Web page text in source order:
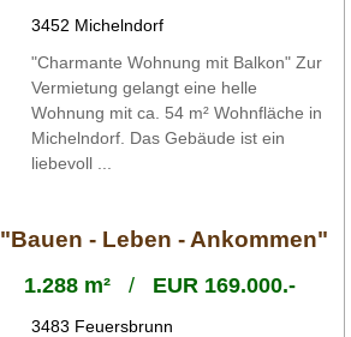
3452 Michelndorf
"Charmante Wohnung mit Balkon" Zur
Vermietung gelangt eine helle
Wohnung mit ca. 54 m² Wohnfläche in
Michelndorf. Das Gebäude ist ein
liebevoll ...
"Bauen - Leben - Ankommen"
1.288 m²/ EUR 169.000.-
3483 Feuersbrunn